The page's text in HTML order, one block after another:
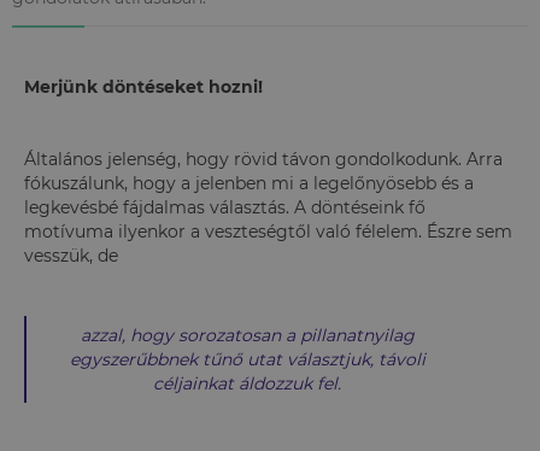
Merjünk döntéseket hozni!
Általános jelenség, hogy rövid távon gondolkodunk. Arra
fókuszálunk, hogy a jelenben mi a legelőnyösebb és a
legkevésbé fájdalmas választás. A döntéseink fő
motívuma ilyenkor a veszteségtől való félelem. Észre sem
vesszük, de
azzal, hogy sorozatosan a pillanatnyilag
egyszerűbbnek tűnő utat választjuk, távoli
céljainkat áldozzuk fel.